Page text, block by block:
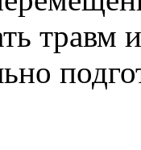
травм